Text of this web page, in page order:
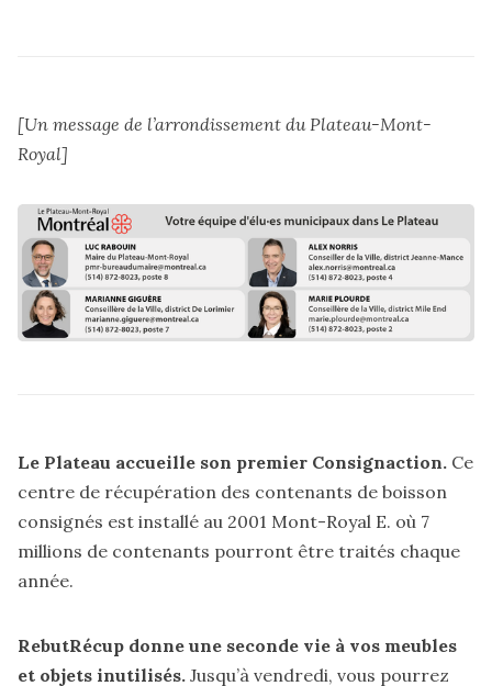
[Un message de l’arrondissement du Plateau-Mont-
Royal]
Le Plateau accueille son premier Consignaction. Ce
centre de récupération des contenants de boisson
consignés est installé au 2001 Mont-Royal E. où 7
millions de contenants pourront être traités chaque
année.
RebutRécup donne une seconde vie à vos meubles
et objets inutilisés. Jusqu’à vendredi, vous pourrez